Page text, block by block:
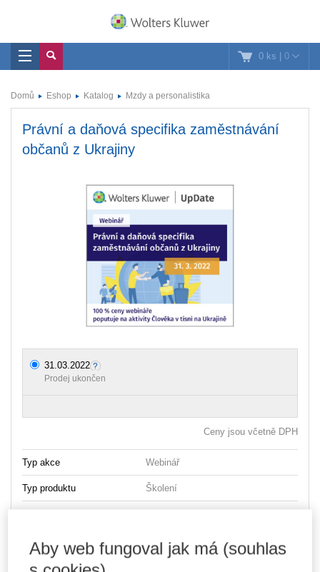
0 ks | 0
Domů Eshop Katalog Mzdy a personalistika
Právní a daňová specifika zaměstnávání
občanů z Ukrajiny
31.03.2022
Prodej ukončen
Ceny jsou včetně DPH
Typ akce Webinář
Typ produktu Školení
Místo konání ONLINE - Microsoft Teams
Aby web fungoval jak má (souhlas